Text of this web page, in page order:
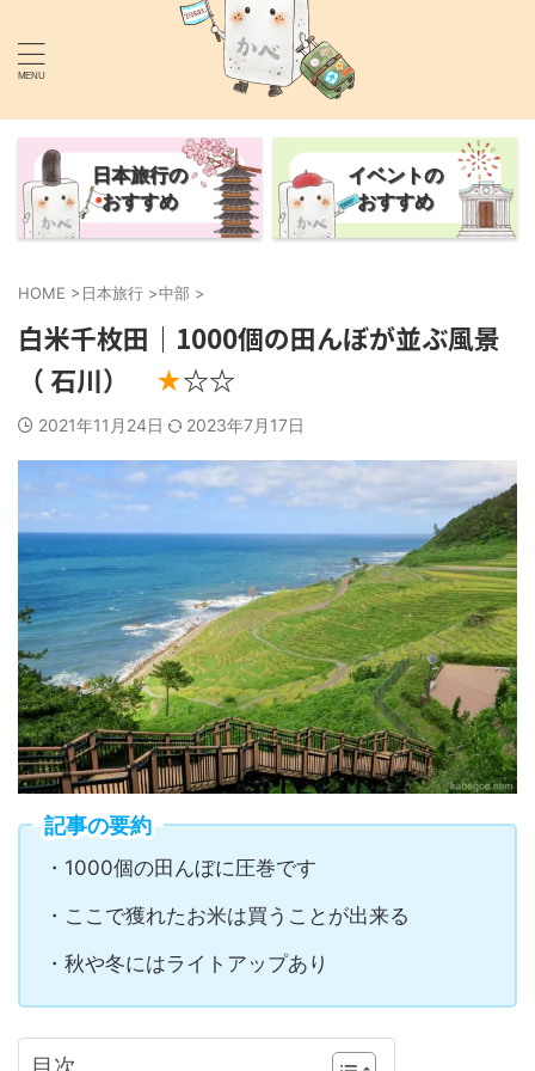
あなたの旅行を1.5倍楽しくするサイト
かべごえ旅行絵巻
日本旅行の
おすすめ
イベントの
おすすめ
HOME >日本旅行 >中部 >
白米千枚田｜1000個の田んぼが並ぶ風景
（ 石川）
★☆☆
2021年11月24日 2023年7月17日
記事の要約
・1000個の田んぼに圧巻です
・ここで獲れたお米は買うことが出来る
・秋や冬にはライトアップあり